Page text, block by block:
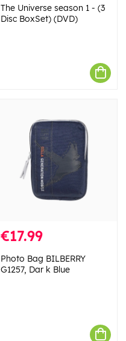
The Universe season 1 - (3
Disc BoxSet) (DVD)
€17.99
Photo Bag BILBERRY
G1257, Dar k Blue